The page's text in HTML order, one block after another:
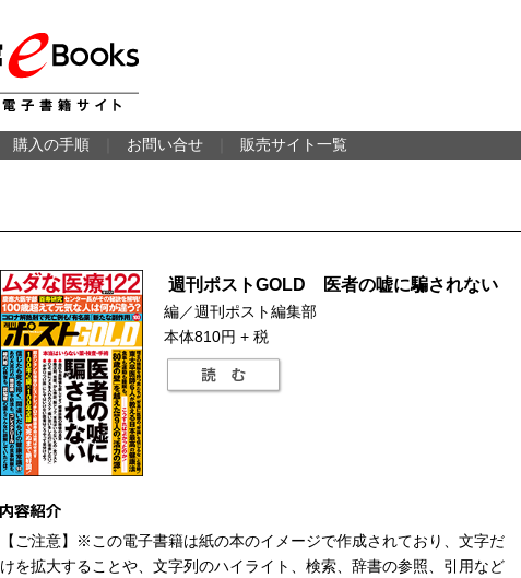
購入の手順 お問い合せ 販売サイト一覧
週刊ポストGOLD 医者の嘘に騙されない
編／週刊ポスト編集部
本体810円 + 税
【ご注意】※この電子書籍は紙の本のイメージで作成されており、文字だ
けを拡大することや、文字列のハイライト、検索、辞書の参照、引用など